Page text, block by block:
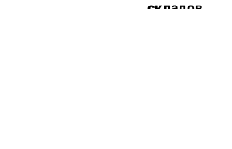
складов